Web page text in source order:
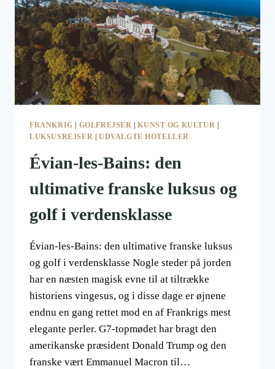
FRANKRIG GOLFREJSER |KUNST OG KULTUR
LUKSUSREJSER
UDVALGTE HOTELLER
Évian-les-Bains: den
ultimative franske luksus og
golf i verdensklasse
Évian-les-Bains: den ultimative franske luksus
og golf i verdensklasse Nogle steder på jorden
har en næsten magisk evne til at tiltrække
historiens vingesus, og i disse dage er øjnene
endnu en gang rettet mod en af Frankrigs mest
elegante perler. G7-topmødet har bragt den
amerikanske præsident Donald Trump og den
franske vært Emmanuel Macron til…